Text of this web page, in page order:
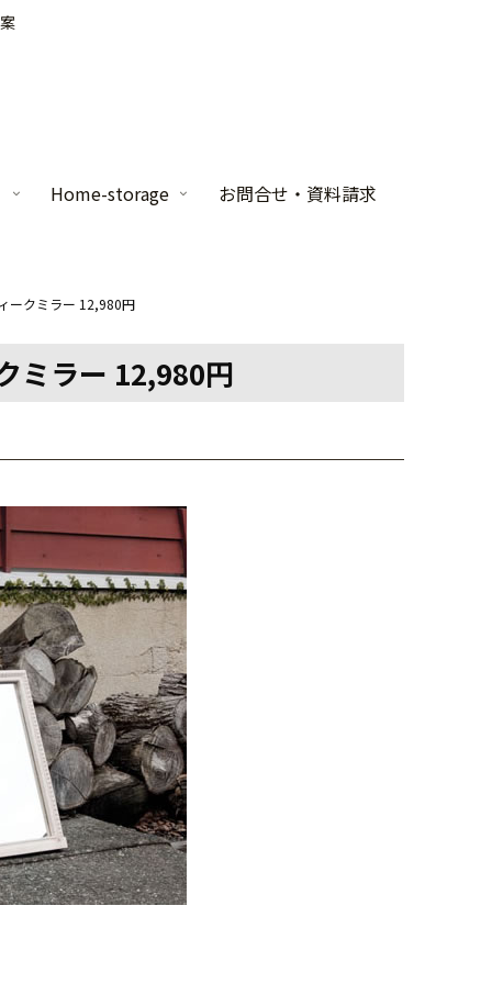
Home-storage お問合せ・資料請求
ークミラー 12,980円
ミラー 12,980円